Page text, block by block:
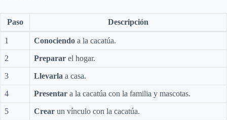
Paso Descripción
1 Conociendo a la cacatúa.
2 Preparar el hogar.
3 Llevarla a casa.
4 Presentar a la cacatúa con la familia y mascotas.
5 Crear un vínculo con la cacatúa.